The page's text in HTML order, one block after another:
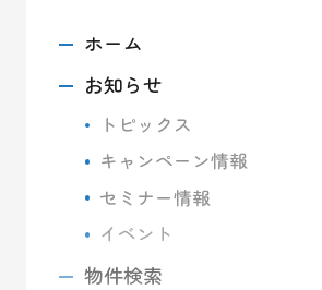
ホーム
お知らせ
トピックス
キャンペーン情報
セミナー情報
イベント
物件検索